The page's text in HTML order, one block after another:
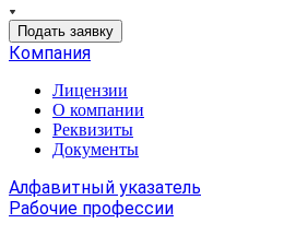
Подать заявку
Компания
Лицензии
О компании
Реквизиты
Документы
Алфавитный указатель
Рабочие профессии